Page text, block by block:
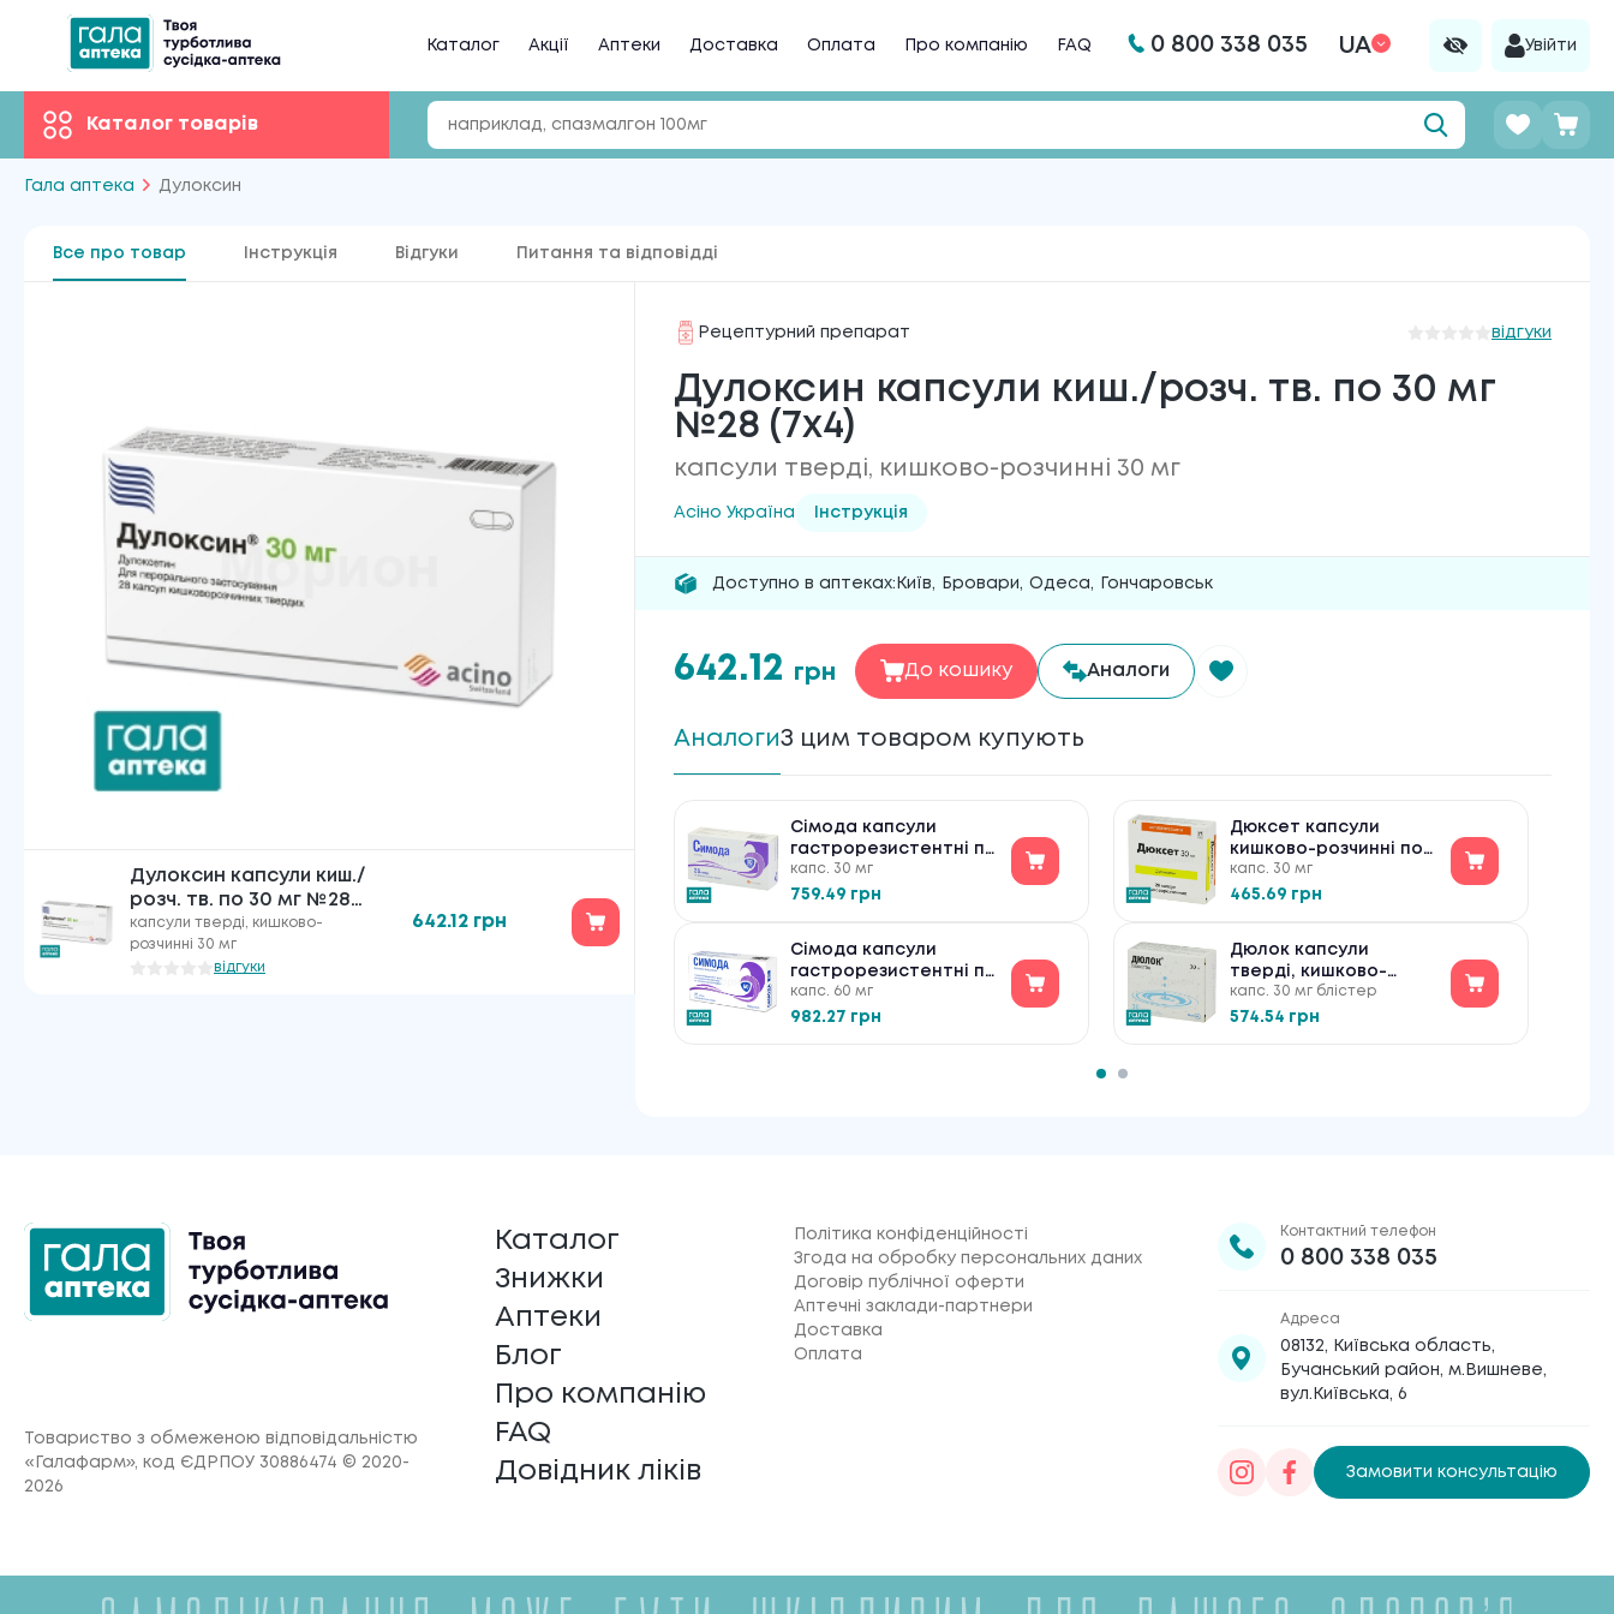
Каталог Акції Аптеки Доставка Оплата Про компанію FAQ 0 800 338 035 UA Увійти
Каталог товарів
Гала аптека Дулоксин
Все про товар Інструкція Відгуки Питання та відповідді
Дулоксин капсули киш./
розч. тв. по 30 мг №28
(7х4)
капсули тверді, кишково-
розчинні 30 мг
відгуки
642.12 грн
Рецептурний препарат відгуки
Дулоксин капсули киш./розч. тв. по 30 мг
№28 (7х4)
капсули тверді, кишково-розчинні 30 мг
Асіно Україна Інструкція
Доступно в аптеках: Київ, Бровари, Одеса, Гончаровськ
642.12 грн До кошику Аналоги
АналогиЗ цим товаром купують
Сімода капсули
гастрорезистентні по
30 мг №28
капс. 30 мг
759.49 грн
Сімода капсули
гастрорезистентні по
60 мг №28
капс. 60 мг
982.27 грн
Дюксет капсули
кишково-розчинні по
30 мг №28
капс. 30 мг
465.69 грн
Дюлок капсули
тверді, кишково-
розчинні по 30 мг №30
капс. 30 мг блістер
574.54 грн
Товариство з обмеженою відповідальністю
«Галафарм», код ЄДРПОУ 30886474 © 2020-
2026
Каталог
Знижки
Аптеки
Блог
Про компанію
FAQ
Довідник ліків
Політика конфіденційності
Згода на обробку персональних даних
Договір публічної оферти
Аптечні заклади-партнери
Доставка
Оплата
Контактний телефон
0 800 338 035
Адреса
08132, Київська область,
Бучанський район, м.Вишневе,
вул.Київська, 6
Замовити консультацію